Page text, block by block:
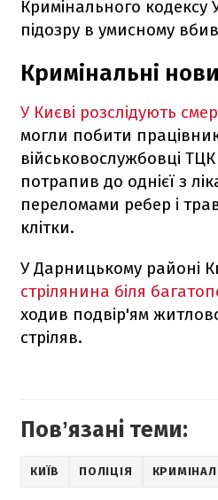
Кримінального кодексу
підозру в умисному
Кримінальні
У Києві розслідують
могли побити
військовослужбовці
потрапив до однієї з
переломами ребер і
клітки.
У Дарницькому районі
стрілянина біля
ходив подвір'ям
стріляв.
Повʼязані теми:
КИЇВ ПОЛІЦІЯ